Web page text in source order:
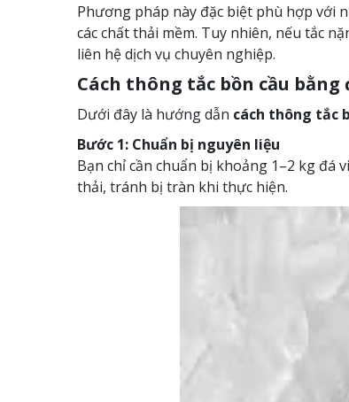
Phương pháp này đặc biệt phù hợp với
các chất thải mềm. Tuy nhiên, nếu tắc
liên hệ dịch vụ chuyên nghiệp.
Cách thông tắc bồn cầu
Dưới đây là hướng dẫn cách thông tắc
Bước 1: Chuẩn bị nguyên liệu
Bạn chỉ cần chuẩn bị khoảng 1–2 kg đá
thải, tránh bị tràn khi thực hiện.